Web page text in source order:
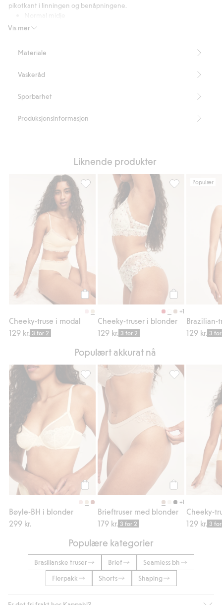
Vis mer
pikotkant i linningen og benåpningene.
Mesh og myke blonder
Artikkelnummer
Materiale
Vaskeråd
Sporbarhet
Produksjonsinformasjon
Liknende produkter
Legg til
Cheeky-truse i modal
129 kr. 3 for 2
Cheeky-truse i modal, Legg til i favoriter
+1
Cheeky-truser i blonder
129 kr. 3 for 2
Populær
Brazilian-
129 kr. 3
Populært akkurat nå
Legg til
Bøyle-BH i blonder
299 kr.
Bøyle-BH i blonder, Legg til i favoriter
+1
Brieftruser med blonder
179 kr. 3 for 2
Brieftruser
Cheeky-
129 kr. 3
Populære kategorier
Brasilianske truser Brief
Seamless bh
Flerpakk
Shorts Shaping